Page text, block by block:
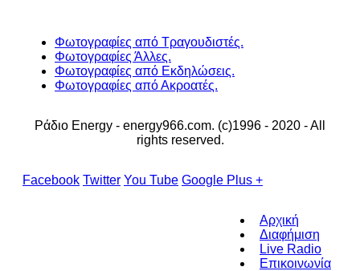
Φωτογραφίες από Τραγουδιστές.
Φωτογραφίες Άλλες.
Φωτογραφίες από Εκδηλώσεις.
Φωτογραφίες από Ακροατές.
Ράδιο Energy - energy966.com. (c)1996 - 2020 - All
rights reserved.
Facebook Twitter You Tube Google Plus +
Αρχική
Διαφήμιση
Live Radio
Επικοινωνία